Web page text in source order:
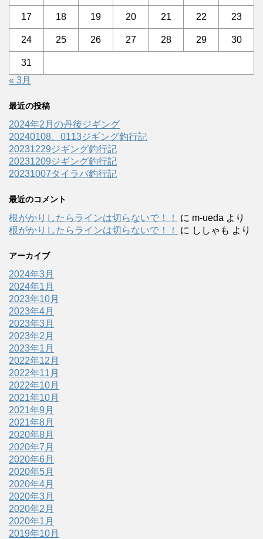
17 18 19 20 21 22 23
24 25 26 27 28 29 30
31
« 3月
最近の投稿
2024年2月の丹後ジギング
20240108、0113ジギング釣行記
20231229ジギング釣行記
20231209ジギング釣行記
20231007タイラバ釣行記
最近のコメント
根がかりしたらラインは切らないで！！ に m-ueda より
根がかりしたらラインは切らないで！！
に ししゃも より
アーカイブ
2024年3月
2024年1月
2023年10月
2023年4月
2023年3月
2023年2月
2023年1月
2022年12月
2022年11月
2022年10月
2021年10月
2021年9月
2021年8月
2020年8月
2020年7月
2020年6月
2020年5月
2020年4月
2020年3月
2020年2月
2020年1月
2019年10月